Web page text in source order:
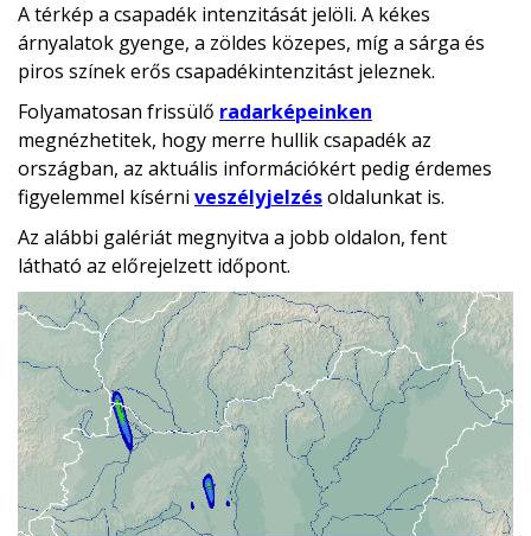
A térkép a csapadék intenzitását jelöli. A kékes
árnyalatok gyenge, a zöldes közepes, míg a sárga és
piros színek erős csapadékintenzitást jeleznek.
Folyamatosan frissülő radarképeinken
megnézhetitek, hogy merre hullik csapadék az
országban, az aktuális információkért pedig érdemes
figyelemmel kísérni veszélyjelzésoldalunkat is.
Az alábbi galériát megnyitva a jobb oldalon, fent
látható az előrejelzett időpont.